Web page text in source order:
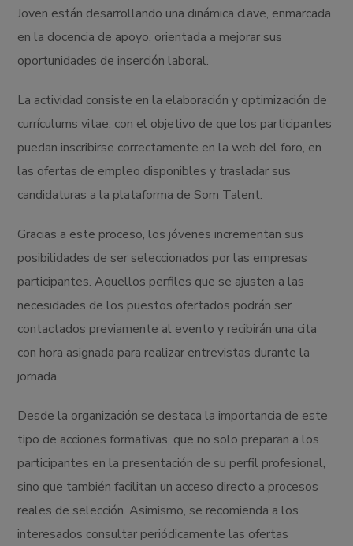
Joven están desarrollando una dinámica clave, enmarcada
en la docencia de apoyo, orientada a mejorar sus
oportunidades de inserción laboral.
La actividad consiste en la elaboración y optimización de
currículums vitae, con el objetivo de que los participantes
puedan inscribirse correctamente en la web del foro, en
las ofertas de empleo disponibles y trasladar sus
candidaturas a la plataforma de Som Talent.
Gracias a este proceso, los jóvenes incrementan sus
posibilidades de ser seleccionados por las empresas
participantes. Aquellos perfiles que se ajusten a las
necesidades de los puestos ofertados podrán ser
contactados previamente al evento y recibirán una cita
con hora asignada para realizar entrevistas durante la
jornada.
Desde la organización se destaca la importancia de este
tipo de acciones formativas, que no solo preparan a los
participantes en la presentación de su perfil profesional,
sino que también facilitan un acceso directo a procesos
reales de selección. Asimismo, se recomienda a los
interesados consultar periódicamente las ofertas